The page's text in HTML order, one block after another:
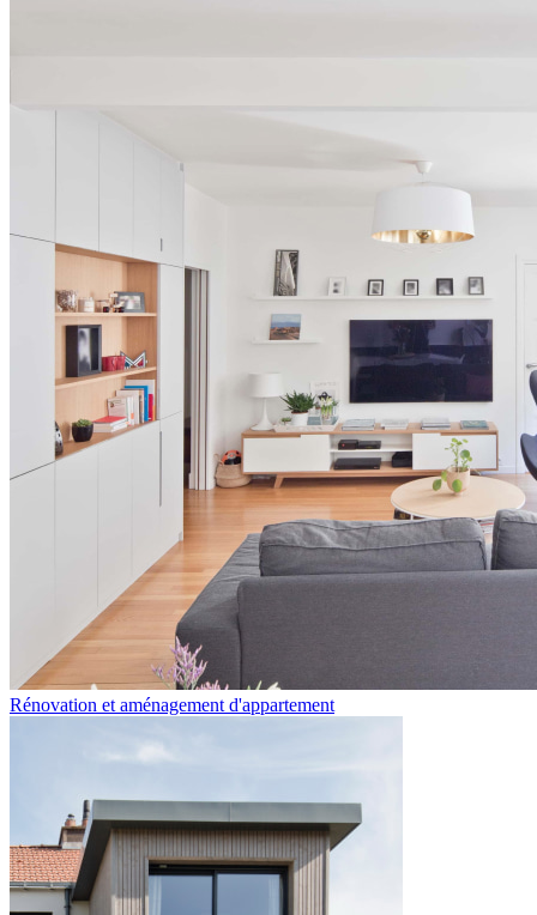
Rénovation et aménagement d'appartement